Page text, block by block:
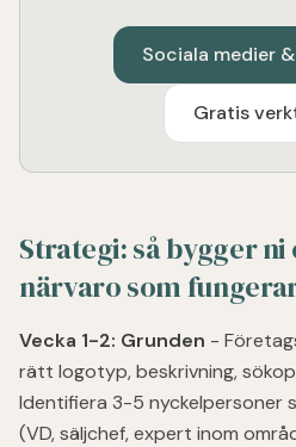
Sociala medier
Gratis
Strategi: så bygger
närvaro som
Vecka 1-2: Grunden -
rätt logotyp, beskrivning,
Identifiera 3-5 nyckelpersoner
(VD, säljchef, expert inom